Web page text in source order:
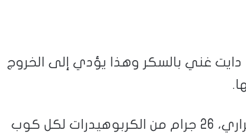
غني بالسكر وهذا يؤدي إلى الخروج
كما أن الصودا العادية تحتوي على 93 سعر حراري، 26 جرام من الكربوهيدرات لكل كوب